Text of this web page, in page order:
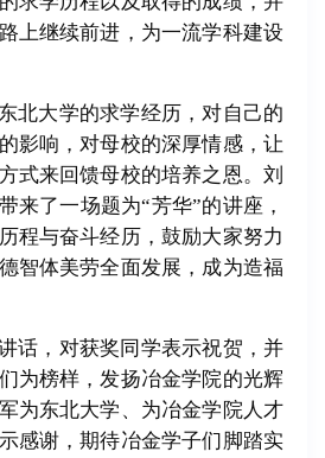
上继续前进，为一流学科建设
北大学的求学经历，对自己的
影响，对母校的深厚情感，让
式来回馈母校的培养之恩。刘
来了一场题为“芳华”的讲座，
程与奋斗经历，鼓励大家努力
智体美劳全面发展，成为造福
话，对获奖同学表示祝贺，并
为榜样，发扬冶金学院的光辉
为东北大学、为冶金学院人才
感谢，期待冶金学子们脚踏实